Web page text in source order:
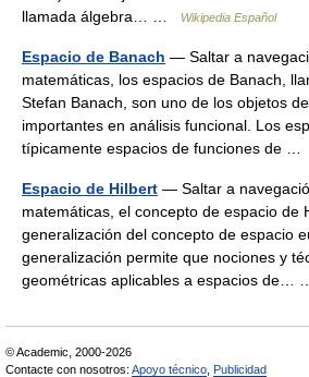
llamada álgebra… …
Wikipedia Español
Espacio de Banach — Saltar a
matemáticas, los espacios de Banach,
Stefan Banach, son uno de los objetos
importantes en análisis funcional. Los
típicamente espacios de funciones de …
Espacio de Hilbert — Saltar a
matemáticas, el concepto de espacio de
generalización del concepto de espacio
generalización permite que nociones y
geométricas aplicables a espacios de…
© Academic, 2000-2026
Contacte con nosotros: Apoyo técnico Publicidad